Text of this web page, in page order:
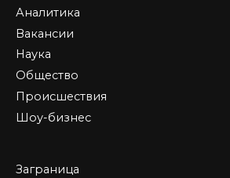
Аналитика
Вакансии
Наука
Общество
Происшествия
Шоу-бизнес
Заграница